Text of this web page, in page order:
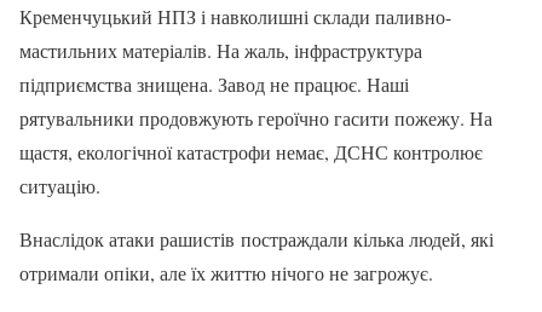
Кременчуцький НПЗ і навколишні склади паливно-
мастильних матеріалів. На жаль, інфраструктура
підприємства знищена. Завод не працює. Наші
рятувальники продовжують героїчно гасити пожежу. На
щастя, екологічної катастрофи немає, ДСНС контролює
ситуацію.
Внаслідок атаки рашистів постраждали кілька людей, які
отримали опіки, але їх життю нічого не загрожує.